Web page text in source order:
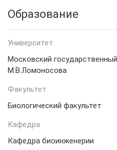
Образование
Университет
Московский
М.В.Ломоносова
Факультет
Биологический факультет
Кафедра
Кафедра биоинженерии